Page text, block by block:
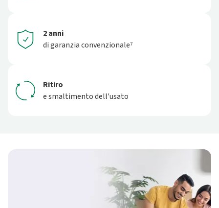
2 anni
di garanzia convenzionale⁷
Ritiro
e smaltimento dell'usato